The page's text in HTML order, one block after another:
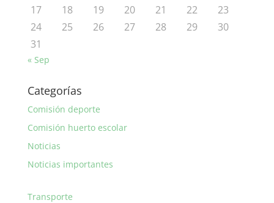
17
18 19 20 21 22
23
24
25 26 27 28 29
30
31
« Sep
Categorías
Comisión deporte
Comisión huerto escolar
Noticias
Noticias importantes
Transporte